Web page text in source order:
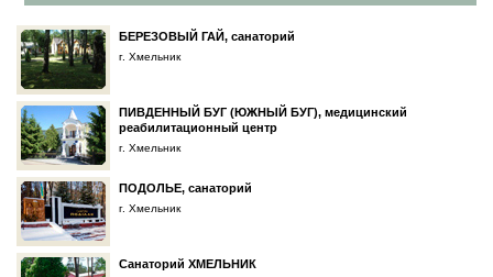
БЕРЕЗОВЫЙ ГАЙ, санаторий
г. Хмельник
ПИВДЕННЫЙ БУГ (ЮЖНЫЙ БУГ), медицинский
реабилитационный центр
г. Хмельник
ПОДОЛЬЕ, санаторий
г. Хмельник
Санаторий ХМЕЛЬНИК